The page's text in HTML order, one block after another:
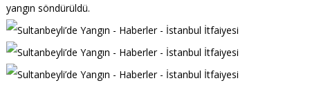
yangın söndürüldü.